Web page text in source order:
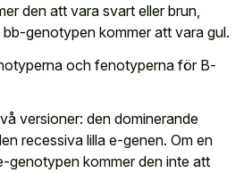
den att vara svart eller brun,
genotypen kommer att vara gul.
och fenotyperna för B-
versioner: den dominerande
recessiva lilla e-genen. Om en
genotypen kommer den inte att